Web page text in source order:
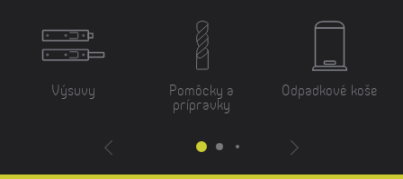
Výsuvy Pomôcky a
prípravky
Odpadkové koše